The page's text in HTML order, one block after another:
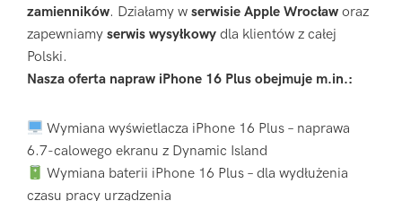
zamienników. Działamy w serwisie Apple Wrocław oraz
zapewniamy serwis wysyłkowy dla klientów z całej
Polski.
Nasza oferta napraw iPhone 16 Plus obejmuje m.in.:
Wymiana wyświetlacza iPhone 16 Plus – naprawa
6.7-calowego ekranu z Dynamic Island
Wymiana baterii iPhone 16 Plus – dla wydłużenia
czasu pracy urządzenia